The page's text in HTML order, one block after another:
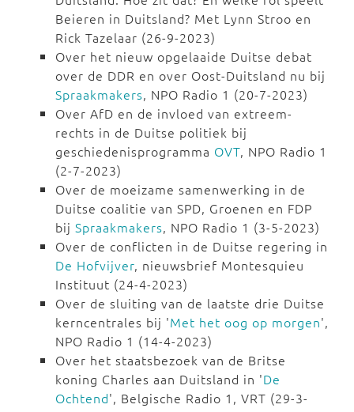
Beieren in Duitsland? Met Lynn Stroo en
Rick Tazelaar (26-9-2023)
Over het nieuw opgelaaide Duitse debat
over de DDR en over Oost-Duitsland nu bij
Spraakmakers, NPO Radio 1 (20-7-2023)
Over AfD en de invloed van extreem-
rechts in de Duitse politiek bij
geschiedenisprogramma OVT, NPO Radio 1
(2-7-2023)
Over de moeizame samenwerking in de
Duitse coalitie van SPD, Groenen en FDP
bij Spraakmakers, NPO Radio 1 (3-5-2023)
Over de conflicten in de Duitse regering in
De Hofvijver, nieuwsbrief Montesquieu
Instituut (24-4-2023)
Over de sluiting van de laatste drie Duitse
kerncentrales bij 'Met het oog op morgen',
NPO Radio 1 (14-4-2023)
Over het staatsbezoek van de Britse
koning Charles aan Duitsland in 'De
Ochtend', Belgische Radio 1, VRT (29-3-